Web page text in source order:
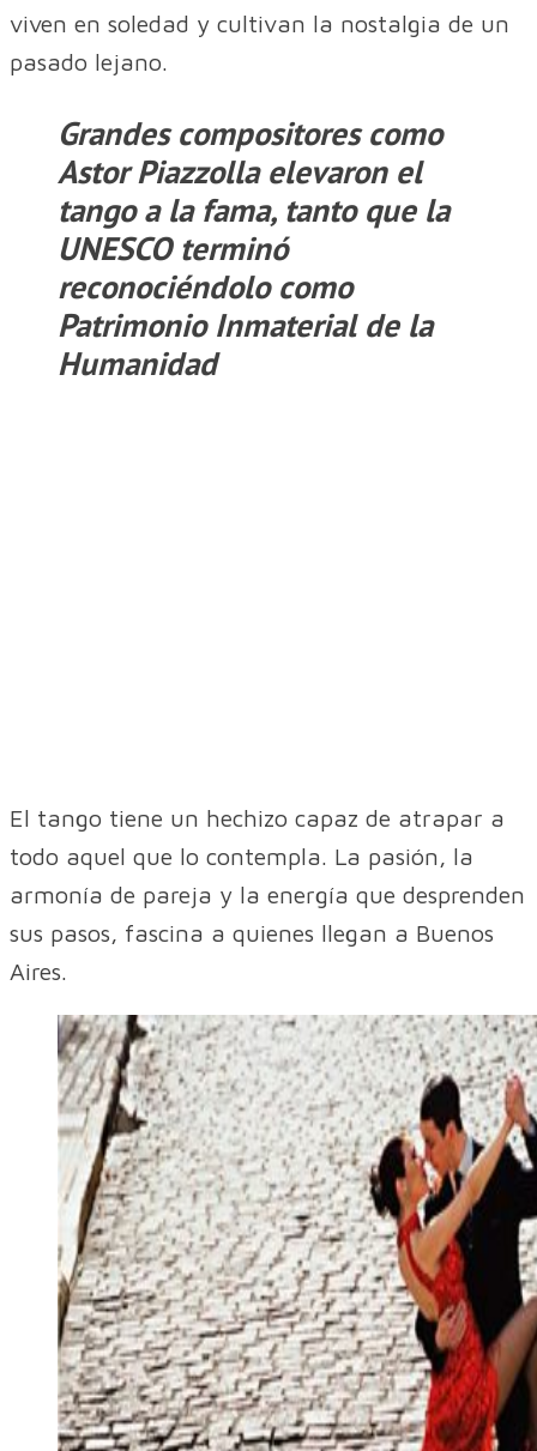
viven en soledad y cultivan la nostalgia de un
pasado lejano.
Grandes compositores como
Astor Piazzolla elevaron el
tango a la fama, tanto que la
UNESCO terminó
reconociéndolo como
Patrimonio Inmaterial de la
Humanidad
El tango tiene un hechizo capaz de atrapar a
todo aquel que lo contempla. La pasión, la
armonía de pareja y la energía que desprenden
sus pasos, fascina a quienes llegan a Buenos
Aires.